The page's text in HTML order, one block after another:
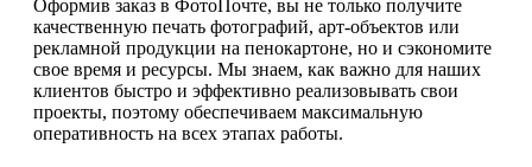
Оформив заказ в ФотоПочте, вы не только получите
качественную печать фотографий, арт-объектов или
рекламной продукции на пенокартоне, но и сэкономите
свое время и ресурсы. Мы знаем, как важно для наших
клиентов быстро и эффективно реализовывать свои
проекты, поэтому обеспечиваем максимальную
оперативность на всех этапах работы.